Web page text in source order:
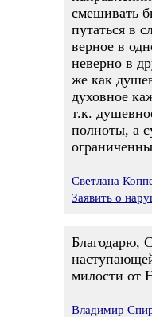
смешивать
путаться в
верное в
неверно в
же как
духовное
т.к.
полноты, а
Светлана
Заявить о
Благодарю,
милости от
Владимир